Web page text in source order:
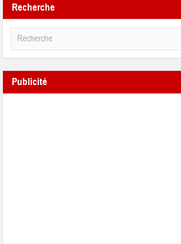
Recherche
Publicité